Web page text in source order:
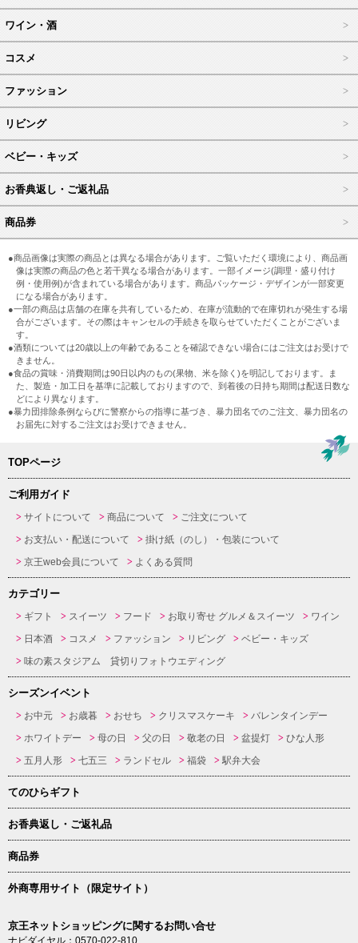
ワイン・酒
コスメ
ファッション
リビング
ベビー・キッズ
お香典返し・ご返礼品
商品券
●商品画像は実際の商品とは異なる場合があります。ご覧いただく環境により、商品画
像は実際の商品の色と若干異なる場合があります。一部イメージ(調理・盛り付け
例・使用例)が含まれている場合があります。商品パッケージ・デザインが一部変更
になる場合があります。
●一部の商品は店舗の在庫を共有しているため、在庫が流動的で在庫切れが発生する場
合がございます。その際はキャンセルの手続きを取らせていただくことがございま
す。
●酒類については20歳以上の年齢であることを確認できない場合にはご注文はお受けで
きません。
●食品の賞味・消費期間は90日以内のもの(果物、米を除く)を明記しております。ま
た、製造・加工日を基準に記載しておりますので、到着後の日持ち期間は配送日数な
どにより異なります。
●暴力団排除条例ならびに警察からの指導に基づき、暴力団名でのご注文、暴力団名の
お届先に対するご注文はお受けできません。
TOPページ
ご利用ガイド
サイトについて 商品について
ご注文について
お支払い・配送について
掛け紙（のし）・包装について
京王web会員について
よくある質問
カテゴリー
ギフト スイーツ フード お取り寄せ グルメ＆スイーツ
ワイン
日本酒
コスメ ファッション リビング
ベビー・キッズ
味の素スタジアム 貸切りフォトウエディング
シーズンイベント
お中元 お歳暮 おせち クリスマスケーキ
バレンタインデー
ホワイトデー
母の日 父の日 敬老の日 盆提灯
ひな人形
五月人形
七五三 ランドセル 福袋 駅弁大会
てのひらギフト
お香典返し・ご返礼品
商品券
外商専用サイト（限定サイト）
京王ネットショッピングに関するお問い合せ
ナビダイヤル：0570-022-810